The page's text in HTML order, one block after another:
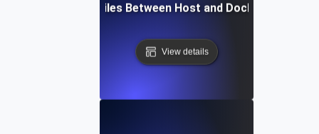
How to Copy Files Between Host and Docker
View details